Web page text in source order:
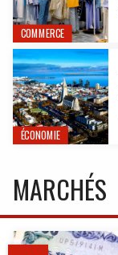
COMMERCE
ÉCONOMIE
MARCHÉS